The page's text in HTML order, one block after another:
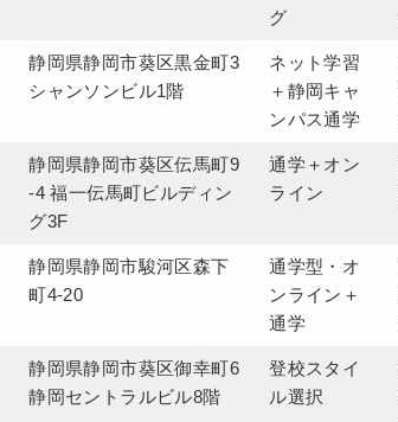
グ
静岡県静岡市葵区黒金町3
シャンソンビル1階
ネット学習
＋静岡キャ
ンパス通学
静岡県静岡市葵区伝馬町9
-4 福一伝馬町ビルディン
グ3F
通学＋オン
ライン
静岡県静岡市駿河区森下
町4-20
通学型・オ
ンライン＋
通学
静岡県静岡市葵区御幸町6
静岡セントラルビル8階
登校スタイ
ル選択